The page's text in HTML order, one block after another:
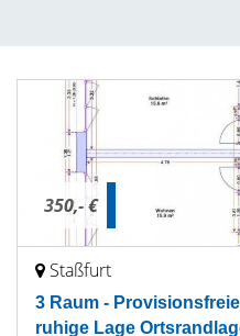
350,- €
Staßfurt
3 Raum -
ruhige Lage